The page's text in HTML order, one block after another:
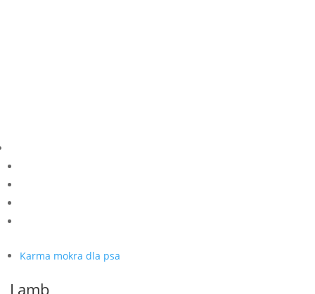
Karma mokra dla psa
Lamb